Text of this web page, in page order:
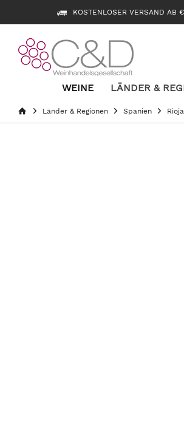
KOSTENLOSER VERSAND AB
WEINE LÄNDER &
Länder & Regionen Spanien Rioja